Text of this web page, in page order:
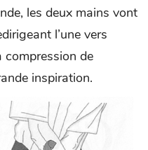
les deux mains vont
l’une vers
compression de
inspiration.